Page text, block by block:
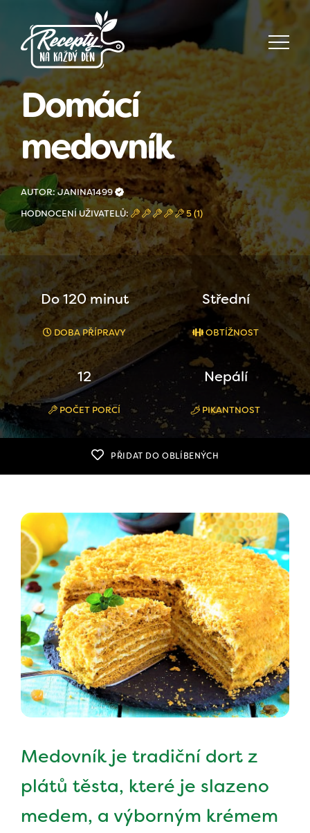
Domácí
medovník
AUTOR: JANINA1499
HODNOCENÍ UŽIVATELŮ:
5 (1)
Do 120 minut
DOBA PŘÍPRAVY
Střední
OBTÍŽNOST
12
POČET PORCÍ
Nepálí
PIKANTNOST
PŘIDAT DO OBLÍBENÝCH
Medovník je tradiční dort z
plátů těsta, které je slazeno
medem, a výborným krémem